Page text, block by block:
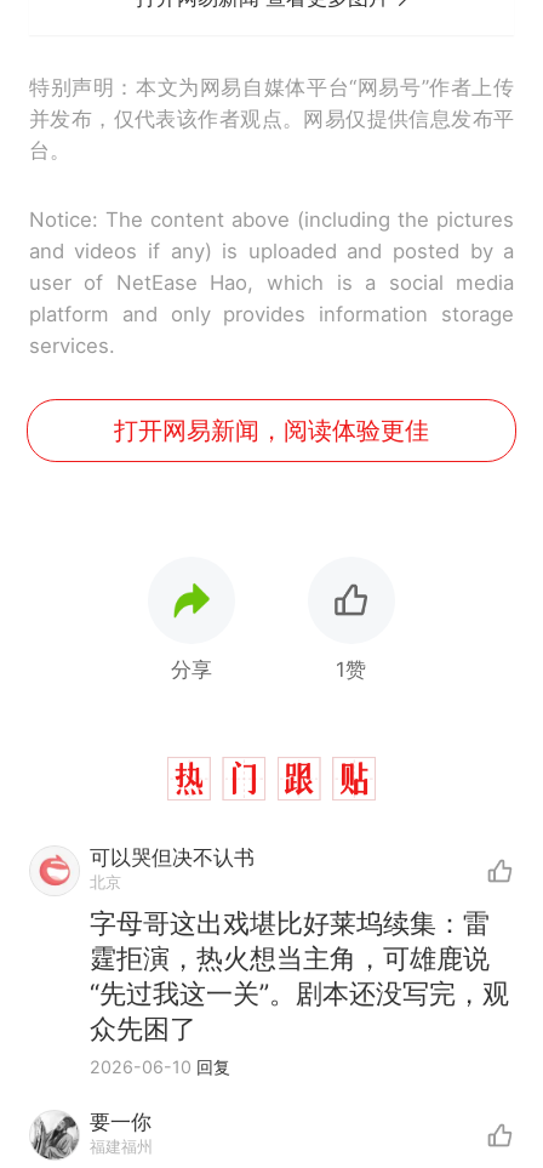
特别声明：本文为网易自媒体平台“网易号”作者上传
并发布，仅代表该作者观点。网易仅提供信息发布平
台。
Notice: The content above (including the pictures
and videos if any) is uploaded and posted by a
user of NetEase Hao, which is a social media
platform and only provides information storage
services.
打开网易新闻，阅读体验更佳
分享 1赞
可以哭但决不认书
北京
字母哥这出戏堪比好莱坞续集：雷
霆拒演，热火想当主角，可雄鹿说
“先过我这一关”。剧本还没写完，观
众先困了
2026-06-10 回复
要一你
福建福州